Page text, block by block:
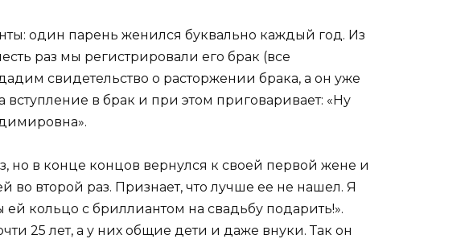
один парень женился буквально каждый год. Из
раз мы регистрировали его брак (все
свидетельство о расторжении брака, а он уже
в брак и при этом приговаривает: «Ну
но в конце концов вернулся к своей первой жене и
во второй раз. Признает, что лучше ее не нашел. Я
кольцо с бриллиантом на свадьбу подарить!».
25 лет, а у них общие дети и даже внуки. Так он